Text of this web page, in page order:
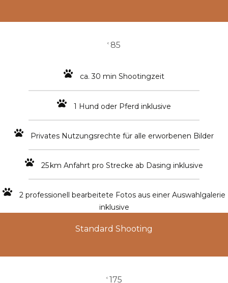
€ 85
ca. 30 min Shootingzeit
1 Hund oder Pferd inklusive
Privates Nutzungsrechte für alle erworbenen Bilder
25 km Anfahrt pro Strecke ab Dasing inklusive
2 professionell bearbeitete Fotos aus einer Auswahlgalerie
inklusive
Standard Shooting
€ 175